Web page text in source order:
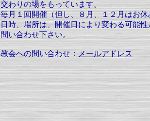
交わりの場をもっています。
毎月１回開催（但し、８月、１２月はお休
日時、場所は、開催日により変わる可能
問い合わせ下さい。
教会への問い合わせ： メールアドレス